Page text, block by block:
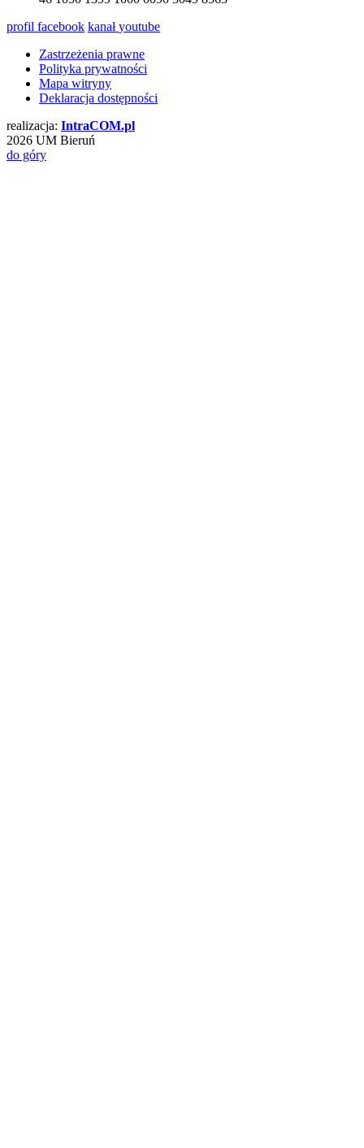
profil facebook kanałyoutube
Zastrzeżenia prawne
Polityka prywatności
Mapa witryny
Deklaracja dostępności
realizacja: IntraCOM.pl
2026 UM Bieruń
do góry